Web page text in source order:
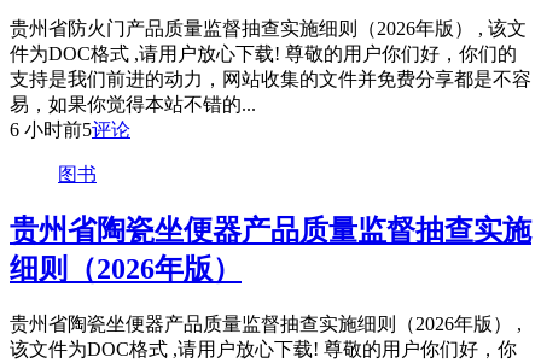
贵州省防火门产品质量监督抽查实施细则（2026年版） , 该文
件为DOC格式 ,请用户放心下载! 尊敬的用户你们好，你们的
支持是我们前进的动力，网站收集的文件并免费分享都是不容
易，如果你觉得本站不错的...
6 小时前5评论
图书
贵州省陶瓷坐便器产品质量监督抽查实施
细则（2026年版）
贵州省陶瓷坐便器产品质量监督抽查实施细则（2026年版） ,
该文件为DOC格式 ,请用户放心下载! 尊敬的用户你们好，你